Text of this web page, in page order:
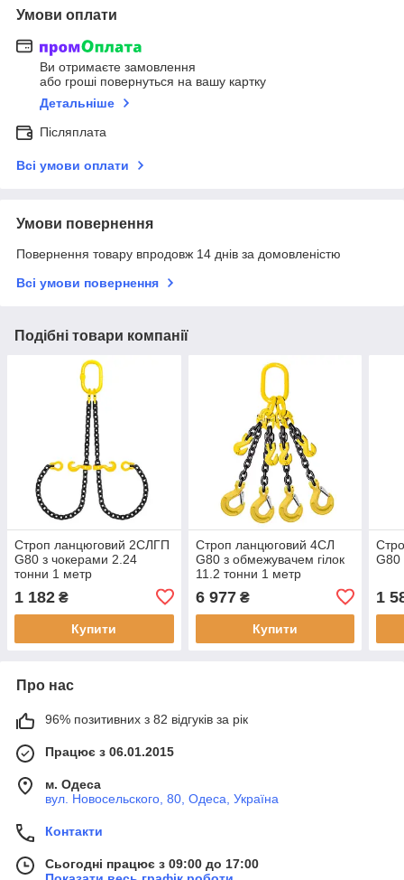
Умови оплати
Ви отримаєте замовлення
або гроші повернуться на вашу картку
Детальніше
Післяплата
Всі умови оплати
Умови повернення
Повернення товару впродовж 14 днів за домовленістю
Всі умови повернення
Подібні товари компанії
Строп ланцюговий 2СЛГП
G80 з чокерами 2.24
тонни 1 метр
1 182 ₴
Купити
Строп ланцюговий 4СЛ
G80 з обмежувачем гілок
11.2 тонни 1 метр
6 977₴
Купити
G80
1
Про нас
96% позитивних з 82 відгуків за рік
Працює з 06.01.2015
м. Одеса
вул. Новосельского, 80, Одеса, Україна
Контакти
Сьогодні працює з 09:00 до 17:00